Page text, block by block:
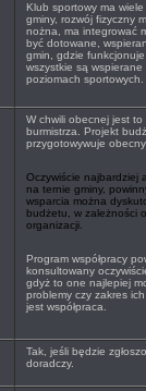
Klub sportowy ma
gminy, rozwój fizyczny
nożna, ma integrować
być dotowane,
gmin, gdzie
wszystkie są
poziomach sportowych.
W chwili obecnej jest
burmistrza. Projekt
przygotowywuje
Oczywiście najbardziej
na ternie gminy,
wsparcia można
budżetu, w zależności
organizacji.
Program współpracy
konsultowany
gdyż to one najlepiej
problemy czy zakres
jest współpraca.
Tak, jeśli będzie
doradczy.